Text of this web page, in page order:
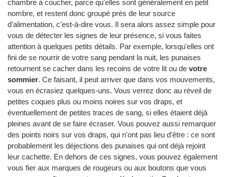
chambre à coucher, parce qu'elles sont généralement en petit
nombre, et restent donc groupé près de leur source
d'alimentation, c'est-à-dire vous. Il sera alors assez simple pour
vous de détecter les signes de leur présence, si vous faites
attention à quelques petits détails. Par exemple, lorsqu'elles ont
fini de se nourrir de votre sang pendant la nuit, les punaises
retournent se cacher dans les recoins de votre lit ou de votre
sommier. Ce faisant, il peut arriver que dans vos mouvements,
vous en écrasiez quelques-uns. Vous verrez donc au réveil de
petites coques plus ou moins noires sur vos draps, et
éventuellement de petites traces de sang, si elles étaient déjà
pleines avant de se faire écraser. Vous pouvez aussi remarquer
des points noirs sur vos draps, qui n'ont pas lieu d'être : ce sont
probablement les déjections des punaises qui ont déjà rejoint
leur cachette. En dehors de ces signes, vous pouvez également
vous fier aux marques de rougeurs ou aux boutons que vous